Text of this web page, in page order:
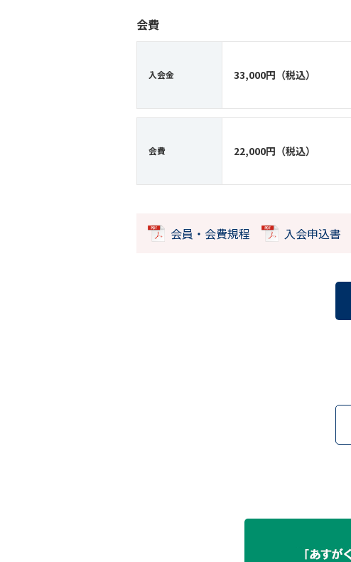
会費
入会金 33,000円（税込）
会費 22,000円（税込）
会員・会費規程 入会申込書